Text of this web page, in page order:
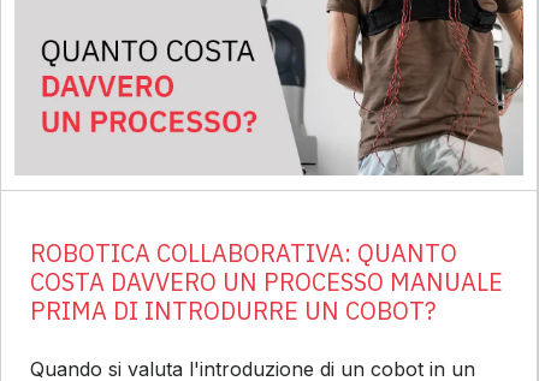
ROBOTICA COLLABORATIVA: QUANTO
COSTA DAVVERO UN PROCESSO MANUALE
PRIMA DI INTRODURRE UN COBOT?
Quando si valuta l'introduzione di un cobot in un